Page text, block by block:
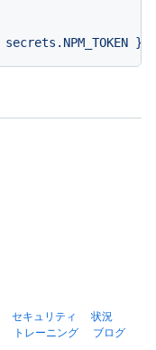
secrets.NPM_TOKEN }}
セキュリティ
状況
トレーニング
ブログ